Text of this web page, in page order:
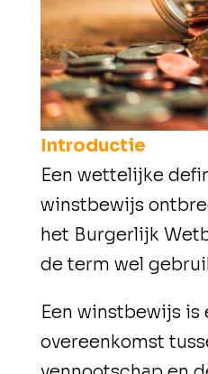
Introductie
Een wettelijke
winstbewijs
het Burgerlijk
de term wel
Een winstbewijs is
overeenkomst